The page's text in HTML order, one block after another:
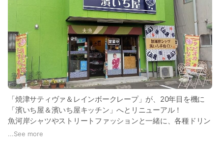
「焼津サティヴァ＆レインボークレープ」が、20年目を機に
「濱いち屋＆濱いち屋キッチン」へとリニューアル！
魚河岸シャツやストリートファッションと一緒に、各種ドリン
クやフードメニューもお楽しみいただけます。
...See more